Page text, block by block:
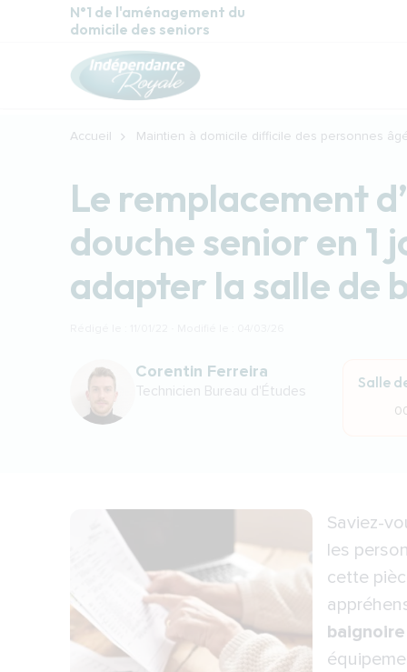
Aller au contenu principal
N°1 de l'aménagement du
domicile des seniors
Accueil Maintien à domicile difficile des personnes
Le remplacement
douche senior en 1
adapter la salle de
Corentin Ferreira
Technicien Bureau d'Études Salle
Saviez-
les
cette